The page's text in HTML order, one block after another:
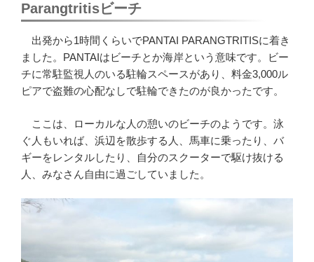
Parangtritisビーチ
出発から1時間くらいでPANTAI PARANGTRITISに着き
ました。PANTAIはビーチとか海岸という意味です。ビー
チに常駐監視人のいる駐輪スペースがあり、料金3,000ル
ピアで盗難の心配なしで駐輪できたのが良かったです。
ここは、ローカルな人の憩いのビーチのようです。泳
ぐ人もいれば、浜辺を散歩する人、馬車に乗ったり、バ
ギーをレンタルしたり、自分のスクーターで駆け抜ける
人、みなさん自由に過ごしていました。